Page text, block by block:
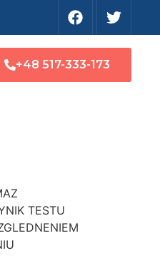
+48 517-333-173
TESTU